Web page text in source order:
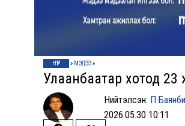
НҮҮР » МЭДЭЭ»
Улаанбаатар хотод
Нийтэлсэн: П
2026.05.30 10:11